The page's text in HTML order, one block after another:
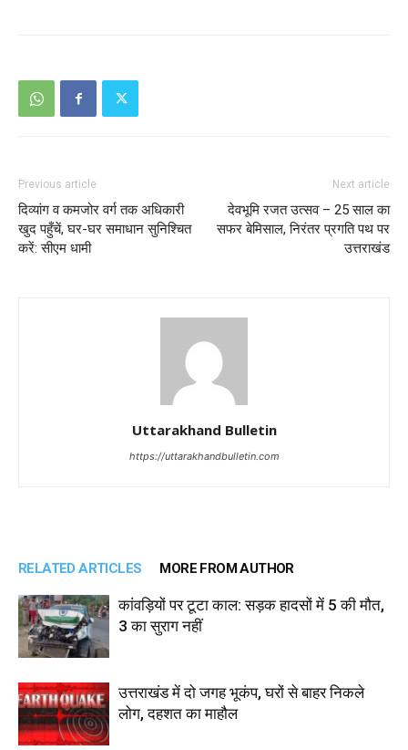
Previous article
दिव्यांग व कमजोर वर्ग तक अधिकारी
खुद पहुँचें, घर-घर समाधान सुनिश्चित
करें: सीएम धामी
Next article
देवभूमि रजत उत्सव – 25 साल का
सफर बेमिसाल, निरंतर प्रगति पथ पर
उत्तराखंड
Uttarakhand Bulletin
https://uttarakhandbulletin.com
RELATED ARTICLES MORE FROM AUTHOR
कांवड़ियों पर टूटा काल: सड़क हादसों में 5 की मौत,
3 का सुराग नहीं
उत्तराखंड में दो जगह भूकंप, घरों से बाहर निकले
लोग, दहशत का माहौल